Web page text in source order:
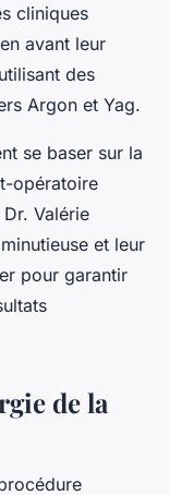
cliniques
avant leur
des
Argon et Yag.
se baser sur la
opératoire
Valérie
et leur
pour garantir
de la